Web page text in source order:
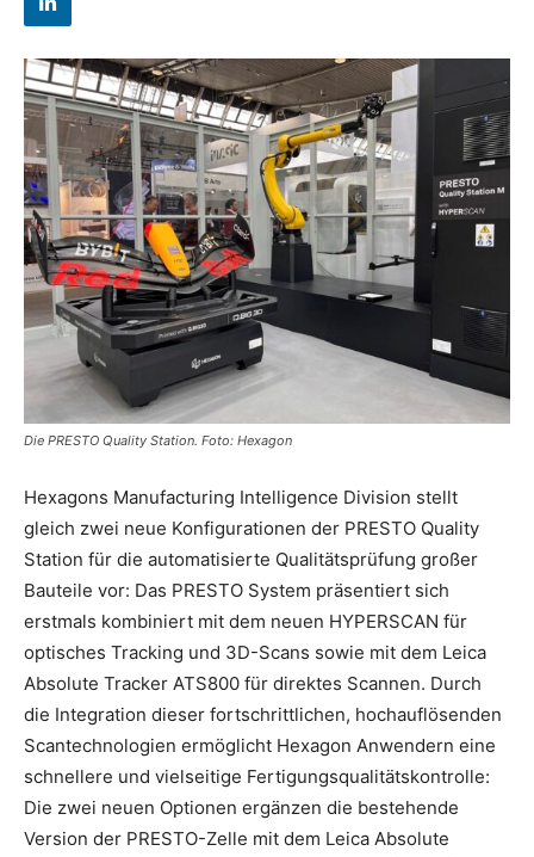
Die PRESTO Quality Station. Foto: Hexagon
Hexagons Manufacturing Intelligence Division stellt
gleich zwei neue Konfigurationen der PRESTO Quality
Station für die automatisierte Qualitätsprüfung großer
Bauteile vor: Das PRESTO System präsentiert sich
erstmals kombiniert mit dem neuen HYPERSCAN für
optisches Tracking und 3D-Scans sowie mit dem Leica
Absolute Tracker ATS800 für direktes Scannen. Durch
die Integration dieser fortschrittlichen, hochauflösenden
Scantechnologien ermöglicht Hexagon Anwendern eine
schnellere und vielseitige Fertigungsqualitätskontrolle:
Die zwei neuen Optionen ergänzen die bestehende
Version der PRESTO-Zelle mit dem Leica Absolute